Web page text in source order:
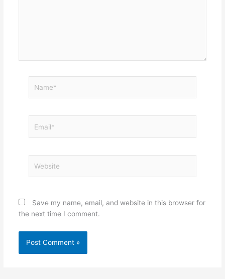
Save my name, email, and website in this browser for
the next time I comment.